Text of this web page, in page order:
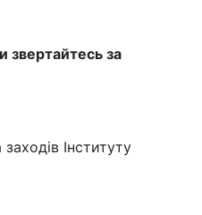
звертайтесь за
Інституту